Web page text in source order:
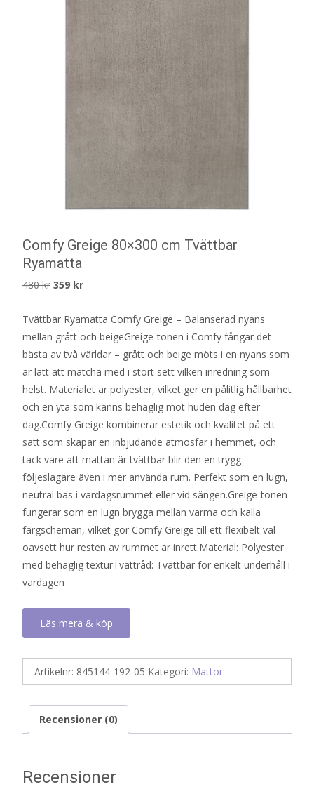
Comfy Greige 80×300 cm Tvättbar
Ryamatta
480kr Det
priset
var:
480 kr.
359 krDet
priset
är:
359 kr.
Tvättbar Ryamatta Comfy Greige – Balanserad nyans
mellan grått och beigeGreige-tonen i Comfy fångar det
bästa av två världar – grått och beige möts i en nyans som
är lätt att matcha med i stort sett vilken inredning som
helst. Materialet är polyester, vilket ger en pålitlig hållbarhet
och en yta som känns behaglig mot huden dag efter
dag.Comfy Greige kombinerar estetik och kvalitet på ett
sätt som skapar en inbjudande atmosfär i hemmet, och
tack vare att mattan är tvättbar blir den en trygg
följeslagare även i mer använda rum. Perfekt som en lugn,
neutral bas i vardagsrummet eller vid sängen.Greige-tonen
fungerar som en lugn brygga mellan varma och kalla
färgscheman, vilket gör Comfy Greige till ett flexibelt val
oavsett hur resten av rummet är inrett.Material: Polyester
med behaglig texturTvättråd: Tvättbar för enkelt underhåll i
vardagen
Läs mera & köp
Artikelnr: 845144-192-05 Kategori: Mattor
Recensioner (0)
Recensioner